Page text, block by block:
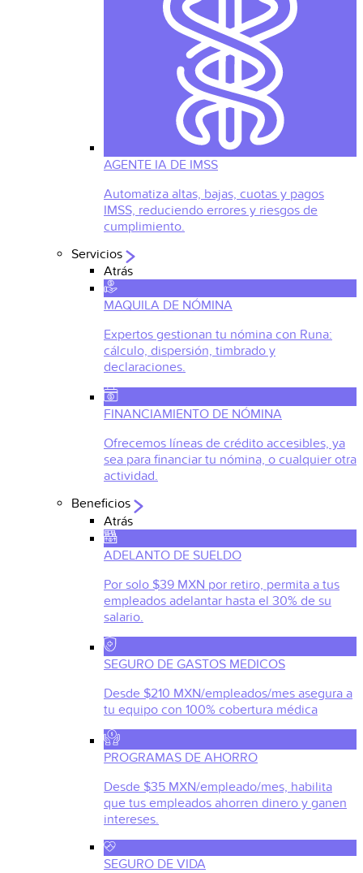
AGENTE IA DE IMSS
Automatiza altas, bajas, cuotas y pagos
IMSS, reduciendo errores y riesgos de
cumplimiento.
Servicios
Atrás
MAQUILA DE NÓMINA
Expertos gestionan tu nómina con Runa:
cálculo, dispersión, timbrado y
declaraciones.
FINANCIAMIENTO DE NÓMINA
Ofrecemos líneas de crédito accesibles, ya
sea para financiar tu nómina, o cualquier otra
actividad.
Beneficios
Atrás
ADELANTO DE SUELDO
Por solo $39 MXN por retiro, permita a tus
empleados adelantar hasta el 30% de su
salario.
SEGURO DE GASTOS MEDICOS
Desde $210 MXN/empleados/mes asegura a
tu equipo con 100% cobertura médica
PROGRAMAS DE AHORRO
Desde $35 MXN/empleado/mes, habilita
que tus empleados ahorren dinero y ganen
intereses.
SEGURO DE VIDA